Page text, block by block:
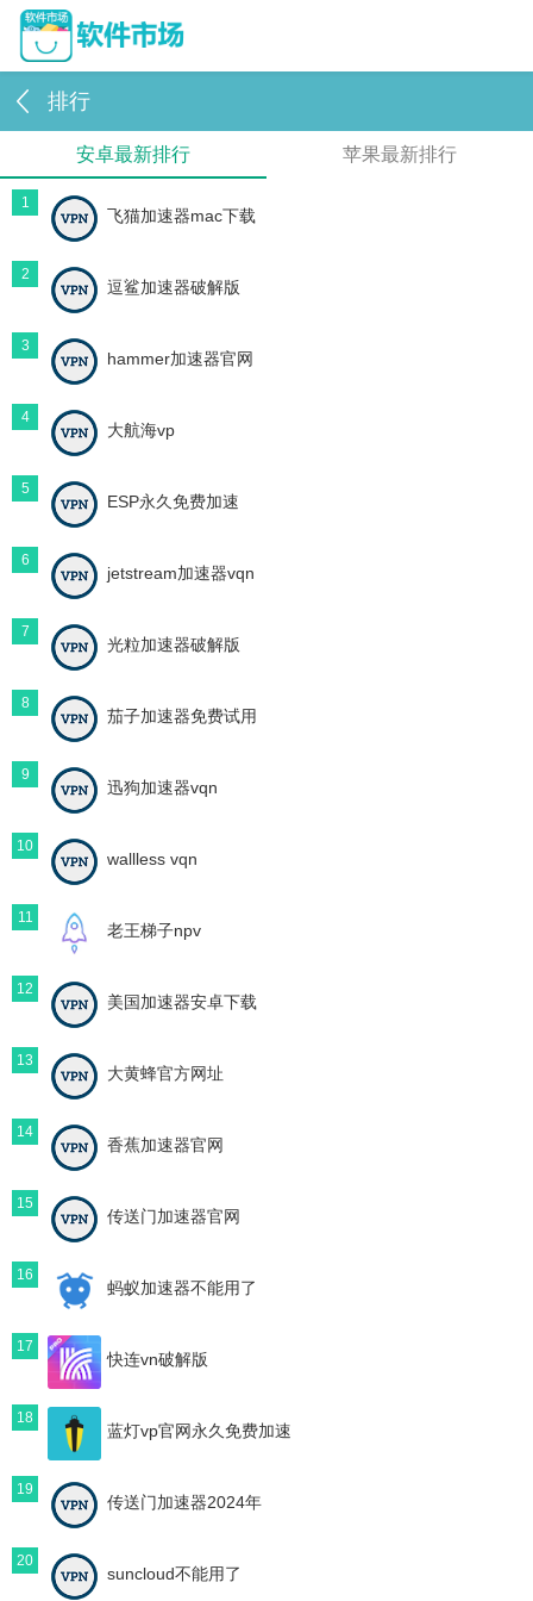
排行
安卓最新排行 苹果最新排行
1
飞猫加速器mac下载
2
逗鲨加速器破解版
3
hammer加速器官网
4
大航海vp
5
ESP永久免费加速
6
jetstream加速器vqn
7
光粒加速器破解版
8
茄子加速器免费试用
9
迅狗加速器vqn
10
wallless vqn
11
老王梯子npv
12
美国加速器安卓下载
13
大黄蜂官方网址
14
香蕉加速器官网
15
传送门加速器官网
16
蚂蚁加速器不能用了
17
快连vn破解版
18
蓝灯vp官网永久免费加速
19
传送门加速器2024年
20
suncloud不能用了